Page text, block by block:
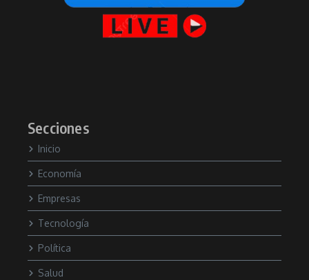
Secciones
Inicio
Economía
Empresas
Tecnología
Política
Salud